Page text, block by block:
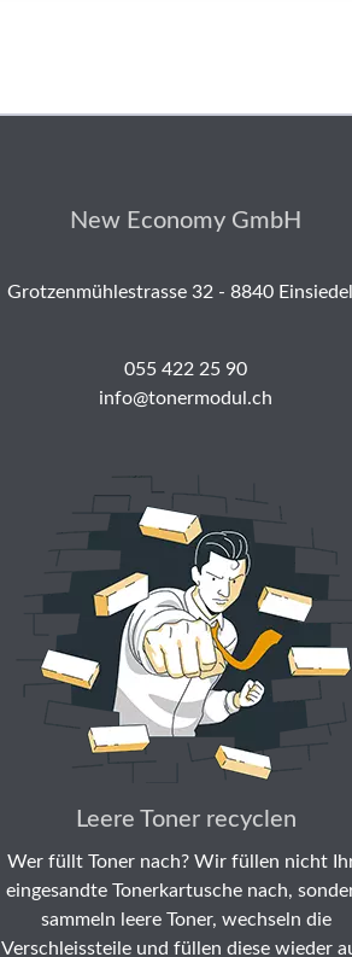
New Economy GmbH
Grotzenmühlestrasse 32 - 8840
055 422 25 90
info@tonermodul.ch
Leere Toner recyclen
Wer füllt Toner nach? Wir füllen nicht
eingesandte Tonerkartusche nach,
sammeln leere Toner, wechseln die
Verschleissteile und füllen diese wieder